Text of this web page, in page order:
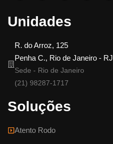
Unidades
R. do Arroz, 125
Penha C., Rio de Janeiro - RJ
Sede - Rio de Janeiro
(21) 98287-1717
Soluções
Atento Rodo